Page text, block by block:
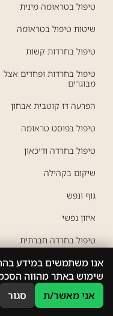
טיפול בטראומה מינית
שיטות טיפול בטראומה
טיפול בחרדות קשות
טיפול בחרדות ופחדים אצל
מבוגרים
הפרעה דו קוטבית אבחון
טיפול בפוסט טראומה
טיפול בחרדה ודיכאון
שיקום בקהילה
גוף ונפש
איזון נפשי
טיפול בחרדה חברתית
077-8051433
אנו משתמשים במידע
שימוש באתר מהווה
אני מאשר/ת
סגור